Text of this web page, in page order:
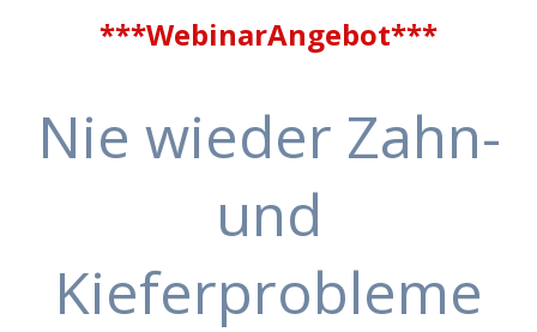
***WebinarAngebot***
Nie wieder Zahn-
und
Kieferprobleme